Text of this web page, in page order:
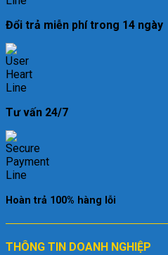
Đổi trả miễn phí trong 14 ngày
Tư vấn 24/7
Hoàn trả 100% hàng lỗi
THÔNG TIN DOANH NGHIỆP